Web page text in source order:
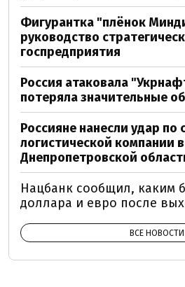
Фигурантка "плёнок
руководство
госпредприятия
Россия атаковала
потеряла значительные
Россияне нанесли удар по
логистической компании в
Днепропетровской
Нацбанк сообщил, каким
доллара и евро после
ВСЕ НОВОСТИ